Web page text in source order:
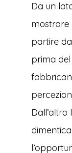
Da un
mostrare
partire
prima